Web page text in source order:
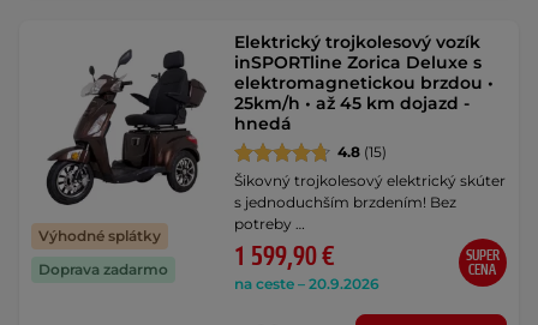
Výhodné splátky
Doprava zadarmo
Elektrický trojkolesový vozík
inSPORTline Zorica Deluxe s
elektromagnetickou brzdou •
25km/h • až 45 km dojazd -
hnedá
4.8 (15)
Šikovný trojkolesový elektrický skúter
s jednoduchším brzdením! Bez
potreby …
1 599,90 €
na ceste – 20.9.2026
SUPER
CENA